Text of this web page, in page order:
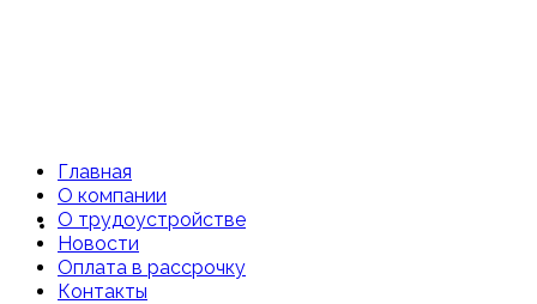
Главная
Главная
О компании
О трудоустройстве
Новости
Оплата в рассрочку
Контакты